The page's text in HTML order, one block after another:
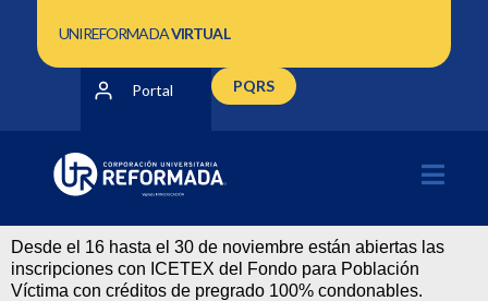
UNIREFORMADAVIRTUAL
Portal PQRS
Desde el 16 hasta el 30 de noviembre están abiertas las
inscripciones con ICETEX del Fondo para Población
Víctima con créditos de pregrado 100% condonables.